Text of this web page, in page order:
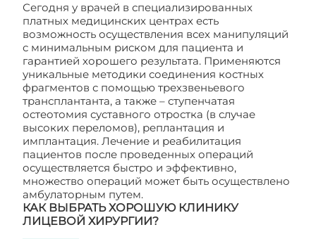
Сегодня у врачей в специализированных
платных медицинских центрах есть
возможность осуществления всех манипуляций
с минимальным риском для пациента и
гарантией хорошего результата. Применяются
уникальные методики соединения костных
фрагментов с помощью трехзвеньевого
трансплантанта, а также – ступенчатая
остеотомия суставного отростка (в случае
высоких переломов), реплантация и
имплантация. Лечение и реабилитация
пациентов после проведенных операций
осуществляется быстро и эффективно,
множество операций может быть осуществлено
амбулаторным путем.
КАК ВЫБРАТЬ ХОРОШУЮ КЛИНИКУ
ЛИЦЕВОЙ ХИРУРГИИ?